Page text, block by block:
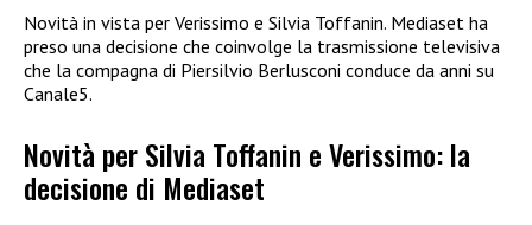
Novità in vista per Verissimo e Silvia Toffanin. Mediaset ha
preso una decisione che coinvolge la trasmissione televisiva
che la compagna di Piersilvio Berlusconi conduce da anni su
Canale5.
Novità per Silvia Toffanin e Verissimo: la
decisione di Mediaset